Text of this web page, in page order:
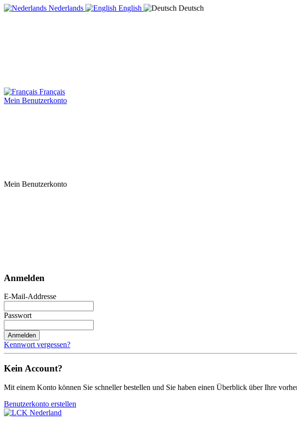
Nederlands English Deutsch
Français
Mein Benutzerkonto
Mein Benutzerkonto
Anmelden
E-Mail-Addresse
Passwort
Anmelden
Kennwort vergessen?
Kein Account?
Mit einem Konto können Sie schneller bestellen und Sie haben einen Überblick über Ihre
Benutzerkonto erstellen